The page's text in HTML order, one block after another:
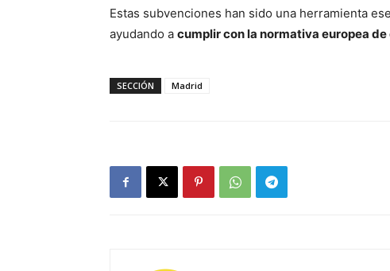
Estas subvenciones han sido una herramienta
ayudando a cumplir con la normativa europea
SECCIÓN Madrid